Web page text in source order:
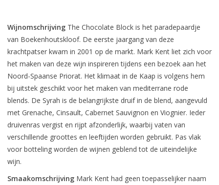
Wijnomschrijving The Chocolate Block is het paradepaardje
van Boekenhoutskloof. De eerste jaargang van deze
krachtpatser kwam in 2001 op de markt. Mark Kent liet zich voor
het maken van deze wijn inspireren tijdens een bezoek aan het
Noord-Spaanse Priorat. Het klimaat in de Kaap is volgens hem
bij uitstek geschikt voor het maken van mediterrane rode
blends. De Syrah is de belangrijkste druif in de blend, aangevuld
met Grenache, Cinsault, Cabernet Sauvignon en Viognier. Ieder
druivenras vergist en rijpt afzonderlijk, waarbij vaten van
verschillende groottes en leeftijden worden gebruikt. Pas vlak
voor botteling worden de wijnen geblend tot de uiteindelijke
wijn.
Smaakomschrijving Mark Kent had geen toepasselijker naam